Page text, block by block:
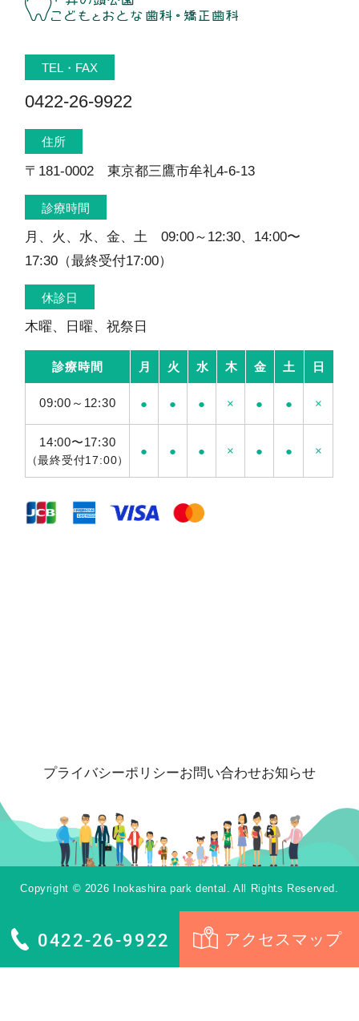
0422-26-9922 アクセスマップ
TEL・FAX
0422-26-9922
住所
〒181-0002 東京都三鷹市牟礼4-6-13
診療時間
月、火、水、金、土 09:00～12:30、14:00〜
17:30（最終受付17:00）
休診日
木曜、日曜、祝祭日
診療時間 月 火 水 木 金 土 日
09:00～12:30 ● ● ● × ● ● ×
14:00〜17:30
（最終受付17:00）
● ● ● × ● ● ×
プライバシーポリシーお問い合わせお知らせ
Copyright © 2026 Inokashira park dental. All Rights Reserved.